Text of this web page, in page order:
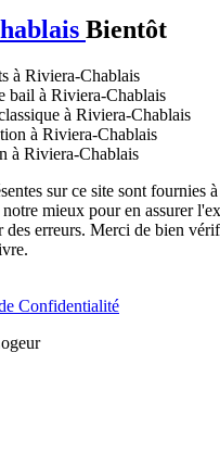
Bientôt
à Riviera-Chablais
bail à Riviera-Chablais
à Riviera-Chablais
à Riviera-Chablais
à Riviera-Chablais
sur ce site sont fournies
mieux pour en assurer
des erreurs. Merci de bien
Confidentialité